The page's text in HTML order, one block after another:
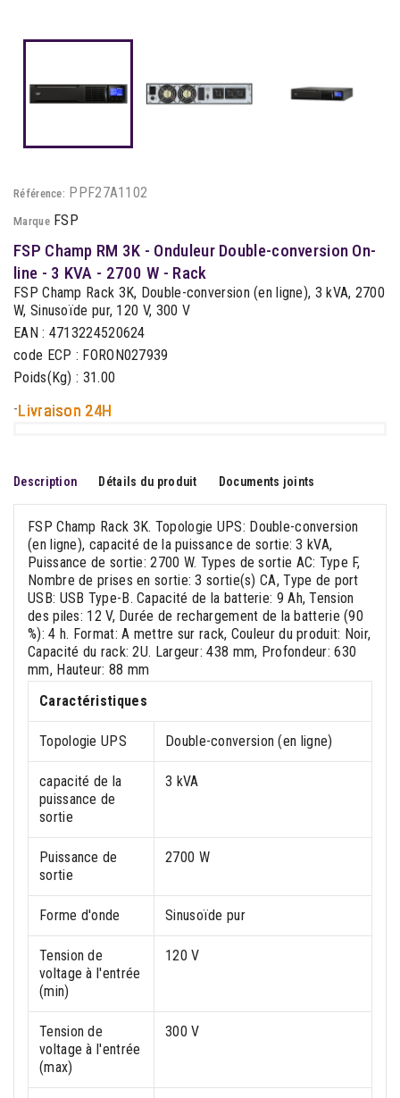
Référence: PPF27A1102
Marque FSP
FSP Champ RM 3K - Onduleur Double-conversion On-
line - 3 KVA - 2700 W - Rack
FSP Champ Rack 3K, Double-conversion (en ligne), 3 kVA, 2700
W, Sinusoïde pur, 120 V, 300 V
EAN : 4713224520624
code ECP : FORON027939
Poids(Kg) : 31.00
-Livraison 24H
Description Détails du produit Documents joints
FSP Champ Rack 3K. Topologie UPS: Double-conversion
(en ligne), capacité de la puissance de sortie: 3 kVA,
Puissance de sortie: 2700 W. Types de sortie AC: Type F,
Nombre de prises en sortie: 3 sortie(s) CA, Type de port
USB: USB Type-B. Capacité de la batterie: 9 Ah, Tension
des piles: 12 V, Durée de rechargement de la batterie (90
%): 4 h. Format: A mettre sur rack, Couleur du produit: Noir,
Capacité du rack: 2U. Largeur: 438 mm, Profondeur: 630
mm, Hauteur: 88 mm
Caractéristiques
Topologie UPS Double-conversion (en ligne)
capacité de la
puissance de
sortie
3 kVA
Puissance de
sortie
2700 W
Forme d'onde Sinusoïde pur
Tension de
voltage à l'entrée
(min)
120 V
Tension de
voltage à l'entrée
(max)
300 V